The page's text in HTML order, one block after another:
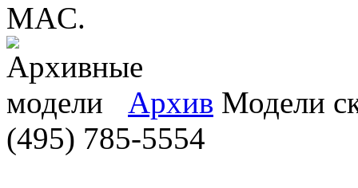
MAC.
Архив Модели
(495) 785-5554